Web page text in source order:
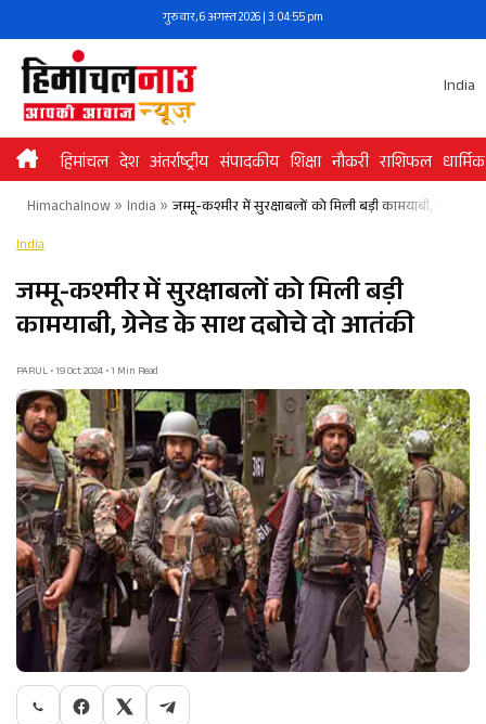
to
content
गुरुवार, 6 अगस्त 2026 | 3:04:55 pm
India
हिमांचल देश अंतर्राष्ट्रीय संपादकीय शिक्षा नौकरी राशिफल धार्मिक
Himachalnow» India » जम्मू-कश्मीर में सुरक्षाबलों को मिली बड़ी कामयाबी, ग्रेनेड
India
जम्मू-कश्मीर में सुरक्षाबलों को मिली बड़ी
कामयाबी, ग्रेनेड के साथ दबोचे दो आतंकी
PARUL • 19 Oct 2024 • 1 Min Read